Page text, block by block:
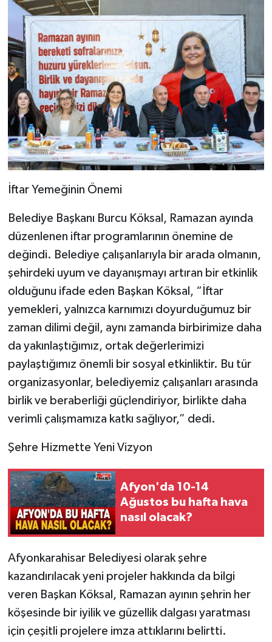
İftar Yemeğinin Önemi
Belediye Başkanı Burcu Köksal, Ramazan ayında
düzenlenen iftar programlarının önemine de
değindi. Belediye çalışanlarıyla bir arada olmanın,
şehirdeki uyum ve dayanışmayı artıran bir etkinlik
olduğunu ifade eden Başkan Köksal, “İftar
yemekleri, yalnızca karnımızı doyurduğumuz bir
zaman dilimi değil, aynı zamanda birbirimize daha
da yakınlaştığımız, ortak değerlerimizi
paylaştığımız önemli bir sosyal etkinliktir. Bu tür
organizasyonlar, belediyemiz çalışanları arasında
birlik ve beraberliği güçlendiriyor, birlikte daha
verimli çalışmamıza katkı sağlıyor,” dedi.
Şehre Hizmette Yeni Vizyon
Afyon'da 10-14
Ağustos bu hafta hava
nasıl olacak?
Afyonkarahisar Belediyesi olarak şehre
kazandırılacak yeni projeler hakkında da bilgi
veren Başkan Köksal, Ramazan ayının şehrin her
köşesinde bir iyilik ve güzellik dalgası yaratması
için çeşitli projelere imza attıklarını belirtti.